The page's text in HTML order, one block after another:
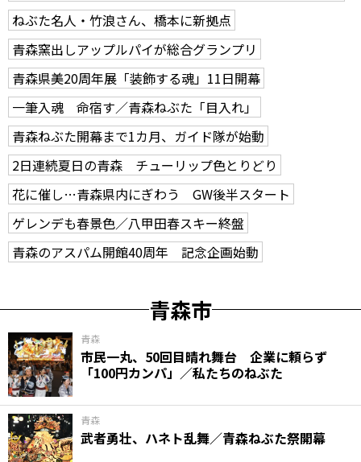
ねぶた名人・竹浪さん、橋本に新拠点
青森窯出しアップルパイが総合グランプリ
青森県美20周年展「装飾する魂」11日開幕
一筆入魂 命宿す／青森ねぶた「目入れ」
青森ねぶた開幕まで1カ月、ガイド隊が始動
2日連続夏日の青森 チューリップ色とりどり
花に催し…青森県内にぎわう GW後半スタート
ゲレンデも春景色／八甲田春スキー終盤
青森のアスパム開館40周年 記念企画始動
青森市
青森
市民一丸、50回目晴れ舞台 企業に頼らず
「100円カンパ」／私たちのねぶた
青森
武者勇壮、ハネト乱舞／青森ねぶた祭開幕